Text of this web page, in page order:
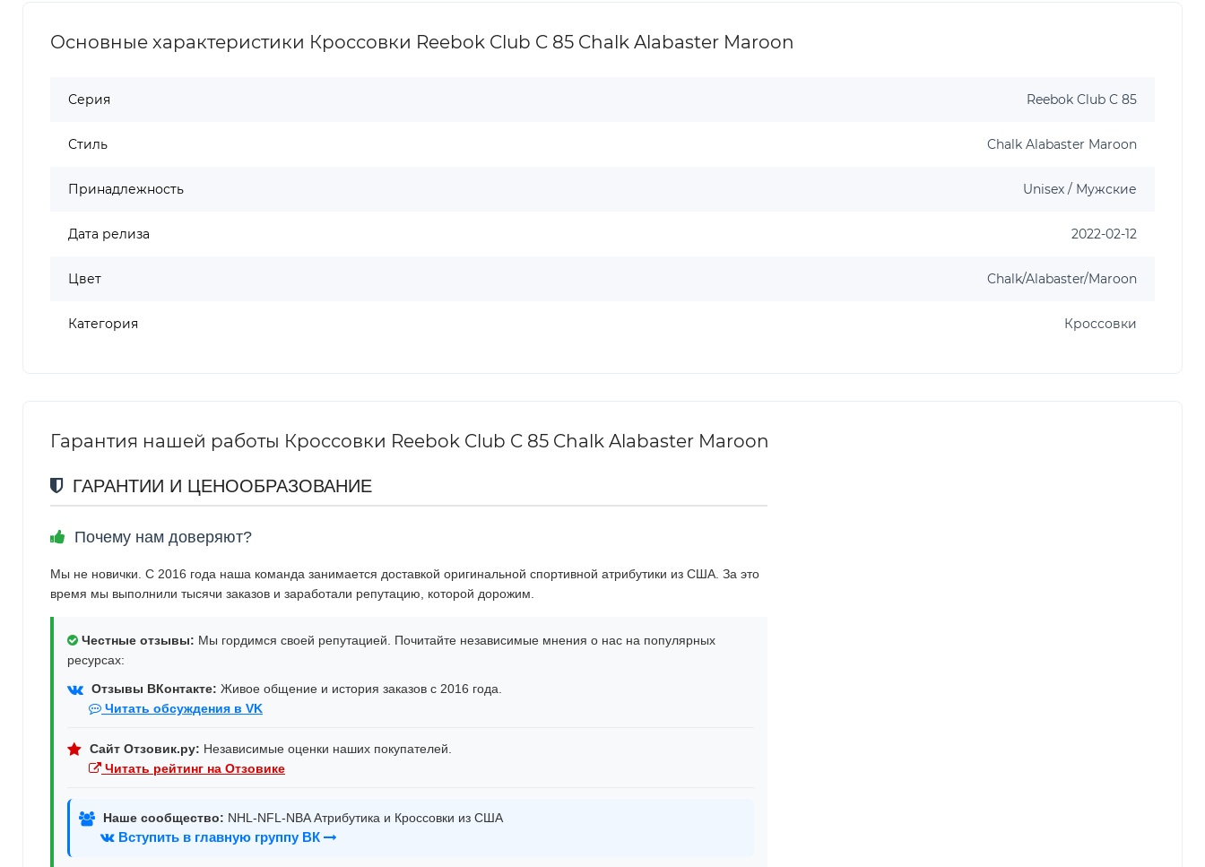
Основные характеристики Кроссовки Reebok Club C 85 Chalk Alabaster Maroon
Серия Reebok Club C 85
Стиль Chalk Alabaster Maroon
Принадлежность Unisex / Мужские
Дата релиза 2022-02-12
Цвет Chalk/Alabaster/Maroon
Категория Кроссовки
Гарантия нашей работы Кроссовки Reebok Club C 85 Chalk Alabaster Maroon
ГАРАНТИИ И ЦЕНООБРАЗОВАНИЕ
Почему нам доверяют?
Мы не новички. С 2016 года наша команда занимается доставкой оригинальной спортивной атрибутики из США. За это
время мы выполнили тысячи заказов и заработали репутацию, которой дорожим.
Честные отзывы: Мы гордимся своей репутацией. Почитайте независимые мнения о нас на популярных
ресурсах:
Отзывы ВКонтакте: Живое общение и история заказов с 2016 года.
Читать обсуждения в VK
Сайт Отзовик.ру: Независимые оценки наших покупателей.
Читать рейтинг на Отзовике
Наше сообщество: NHL-NFL-NBA Атрибутика и Кроссовки из США
Вступить в главную группу ВК